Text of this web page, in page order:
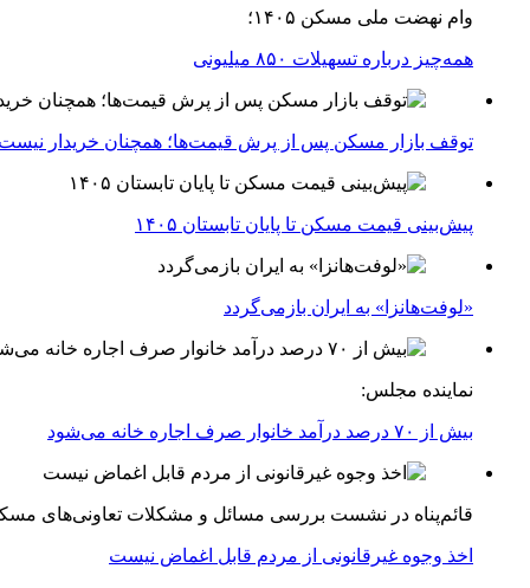
وام نهضت ملی مسکن ۱۴۰۵؛
همه‌چیز درباره تسهیلات ۸۵۰ میلیونی
توقف بازار مسکن پس از پرش قیمت‌ها؛ همچنان خریدار
پیش‌بینی قیمت مسکن تا پایان تابستان ۱۴۰۵
«لوفت‌هانزا» به ایران بازمی‌گردد
نماینده مجلس:
بیش از ۷۰ درصد درآمد خانوار صرف اجاره خانه می‌شود
قائم‌پناه در نشست بررسی مسائل و مشکلات تعاونی‌های
اخذ وجوه غیرقانونی از مردم قابل اغماض نیست